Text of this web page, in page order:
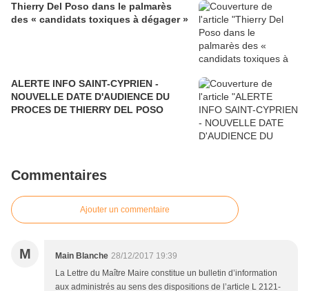
Thierry Del Poso dans le palmarès
des « candidats toxiques à dégager »
ALERTE INFO SAINT-CYPRIEN -
NOUVELLE DATE D'AUDIENCE DU
PROCES DE THIERRY DEL POSO
Commentaires
Ajouter un commentaire
M Main Blanche 28/12/2017 19:39
La Lettre du Maître Maire constitue un bulletin d’information
aux administrés au sens des dispositions de l’article L 2121-